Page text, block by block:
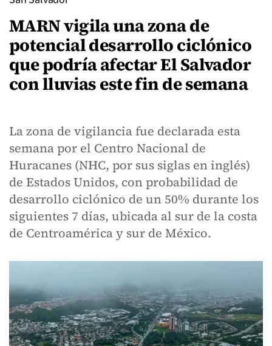
MARN vigila una zona de
potencial desarrollo ciclónico
que podría afectar El Salvador
con lluvias este fin de semana
La zona de vigilancia fue declarada esta
semana por el Centro Nacional de
Huracanes (NHC, por sus siglas en inglés)
de Estados Unidos, con probabilidad de
desarrollo ciclónico de un 50% durante los
siguientes 7 días, ubicada al sur de la costa
de Centroamérica y sur de México.